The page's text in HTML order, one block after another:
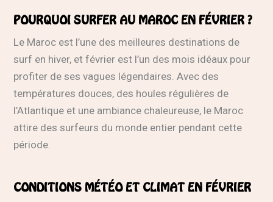
POURQUOI SURFER AU MAROC EN FÉVRIER ?
Le Maroc est l’une des meilleures destinations de
surf en hiver, et février est l’un des mois idéaux pour
profiter de ses vagues légendaires. Avec des
températures douces, des houles régulières de
l’Atlantique et une ambiance chaleureuse, le Maroc
attire des surfeurs du monde entier pendant cette
période.
CONDITIONS MÉTÉO ET CLIMAT EN FÉVRIER